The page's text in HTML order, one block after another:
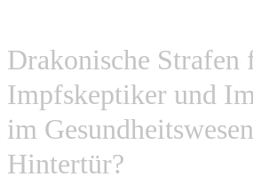
Drakonische Strafen
Impfskeptiker und
im
Hintertür?